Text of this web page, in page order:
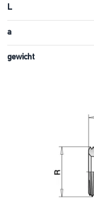
L
a
gewicht